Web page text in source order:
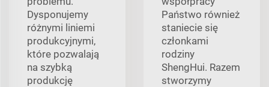
Dysponujemy
różnymi liniemi
produkcyjnymi,
które pozwalają
na szybką
produkcję
Państwo również
staniecie się
członkami
rodziny
ShengHui. Razem
stworzymy